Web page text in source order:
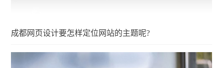
成都网页设计要怎样定位网站的主题呢?